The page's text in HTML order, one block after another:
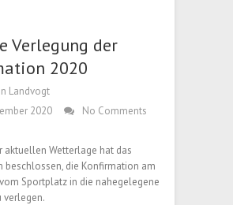
Verlegung der
2020
Landvogt
2020
No Comments
aktuellen Wetterlage hat das
beschlossen, die Konfirmation am
Sportplatz in die nahegelegene
verlegen.